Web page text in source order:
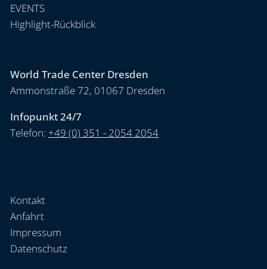
EVENTS
Highlight-Rückblick
World Trade Center Dresden
Ammonstraße 72, 01067 Dresden
Infopunkt 24/7
Telefon: +49 (0) 351 - 2054 2054
Kontakt
Anfahrt
Impressum
Datenschutz